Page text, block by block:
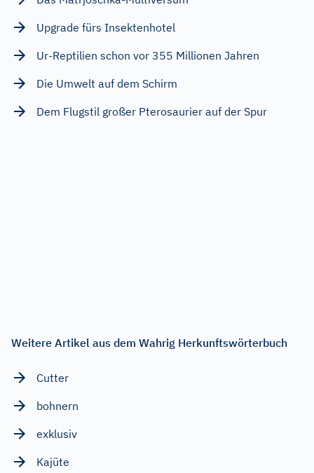
Upgrade fürs Insektenhotel
Ur-Reptilien schon vor 355 Millionen Jahren
Die Umwelt auf dem Schirm
Dem Flugstil großer Pterosaurier auf der Spur
Weitere Artikel aus dem Wahrig Herkunftswörterbuch
Cutter
bohnern
exklusiv
Kajüte